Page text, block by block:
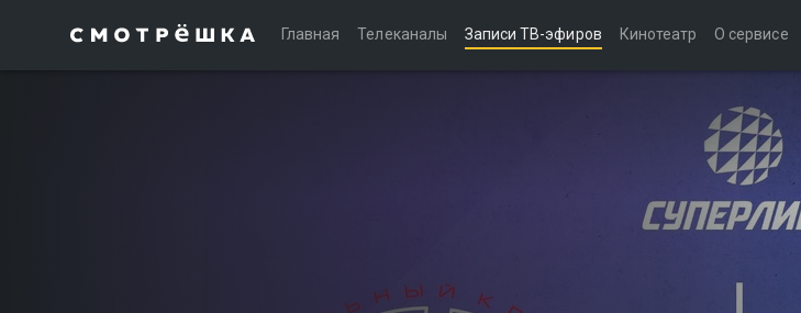
Главная Телеканалы Записи ТВ-эфиров Кинотеатр О сервисе